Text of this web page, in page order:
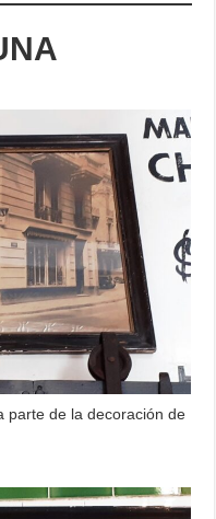
parte de la decoración de